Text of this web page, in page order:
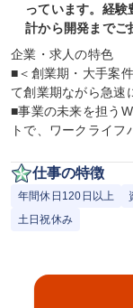
っています。経
計から開発までご
企業・求人の特色
■＜創業期・大手案
て創業期ながら急速
■事業の未来を担う
トで、ワークライフ
仕事の特徴
年間休日120日以上
土日祝休み